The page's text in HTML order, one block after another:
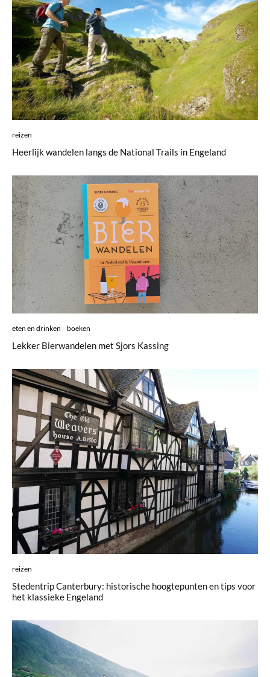
reizen
Heerlijk wandelen langs de National Trails in Engeland
eten en drinken boeken
Lekker Bierwandelen met Sjors Kassing
reizen
Stedentrip Canterbury: historische hoogtepunten en tips voor
het klassieke Engeland